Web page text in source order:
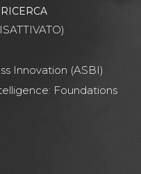
Innovation (ASBI)
Foundations